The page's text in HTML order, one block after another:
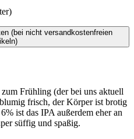
(bei nicht versandkostenfreien
Frühling (der bei uns aktuell
frisch, der Körper ist brotig
ist das IPA außerdem eher an
süffig und spaßig.